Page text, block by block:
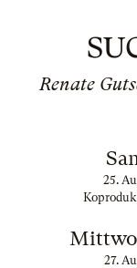
Renate
25.
27.